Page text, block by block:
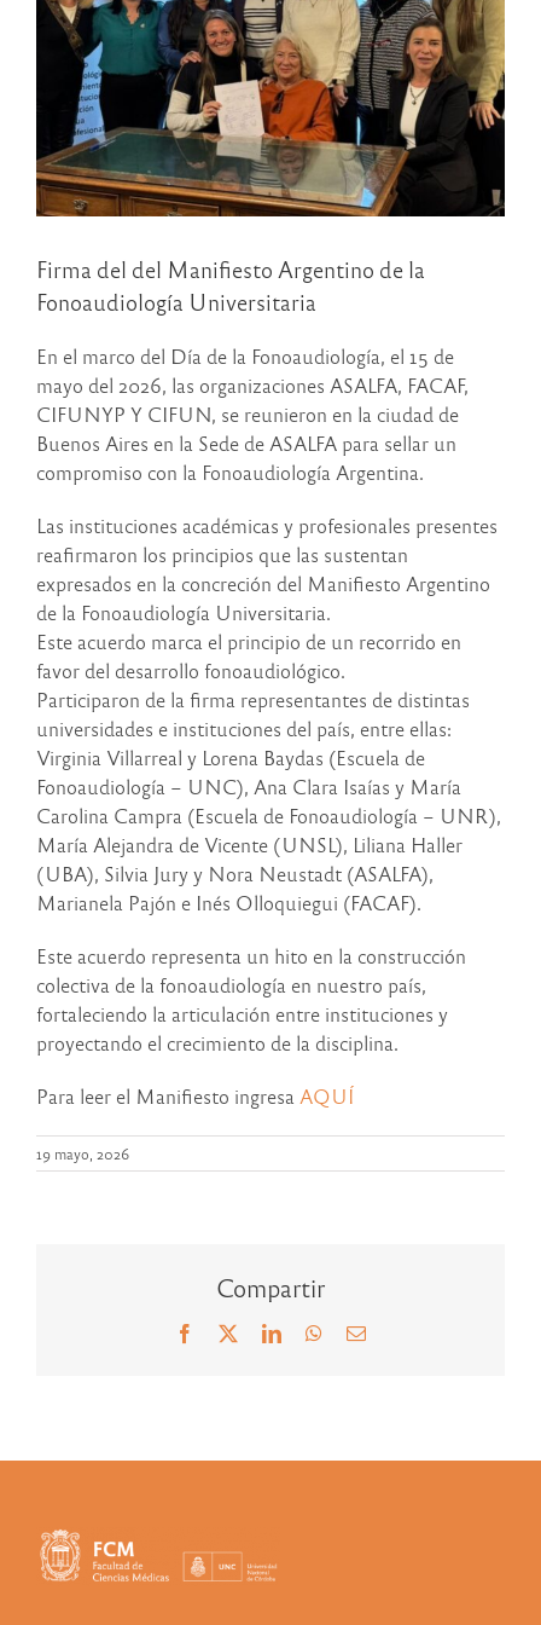
Firma del del Manifiesto Argentino de la
Fonoaudiología Universitaria
En el marco del Día de la Fonoaudiología, el 15 de
mayo del 2026, las organizaciones ASALFA, FACAF,
CIFUNYP Y CIFUN, se reunieron en la ciudad de
Buenos Aires en la Sede de ASALFA para sellar un
compromiso con la Fonoaudiología Argentina.
Las instituciones académicas y profesionales presentes
reafirmaron los principios que las sustentan
expresados en la concreción del Manifiesto Argentino
de la Fonoaudiología Universitaria.
Este acuerdo marca el principio de un recorrido en
favor del desarrollo fonoaudiológico.
Participaron de la firma representantes de distintas
universidades e instituciones del país, entre ellas:
Virginia Villarreal y Lorena Baydas (Escuela de
Fonoaudiología – UNC), Ana Clara Isaías y María
Carolina Campra (Escuela de Fonoaudiología – UNR),
María Alejandra de Vicente (UNSL), Liliana Haller
(UBA), Silvia Jury y Nora Neustadt (ASALFA),
Marianela Pajón e Inés Olloquiegui (FACAF).
Este acuerdo representa un hito en la construcción
colectiva de la fonoaudiología en nuestro país,
fortaleciendo la articulación entre instituciones y
proyectando el crecimiento de la disciplina.
Para leer el Manifiesto ingresa AQUÍ
19 mayo, 2026
Compartir
Facebook LinkedInWhatsApp
Correo